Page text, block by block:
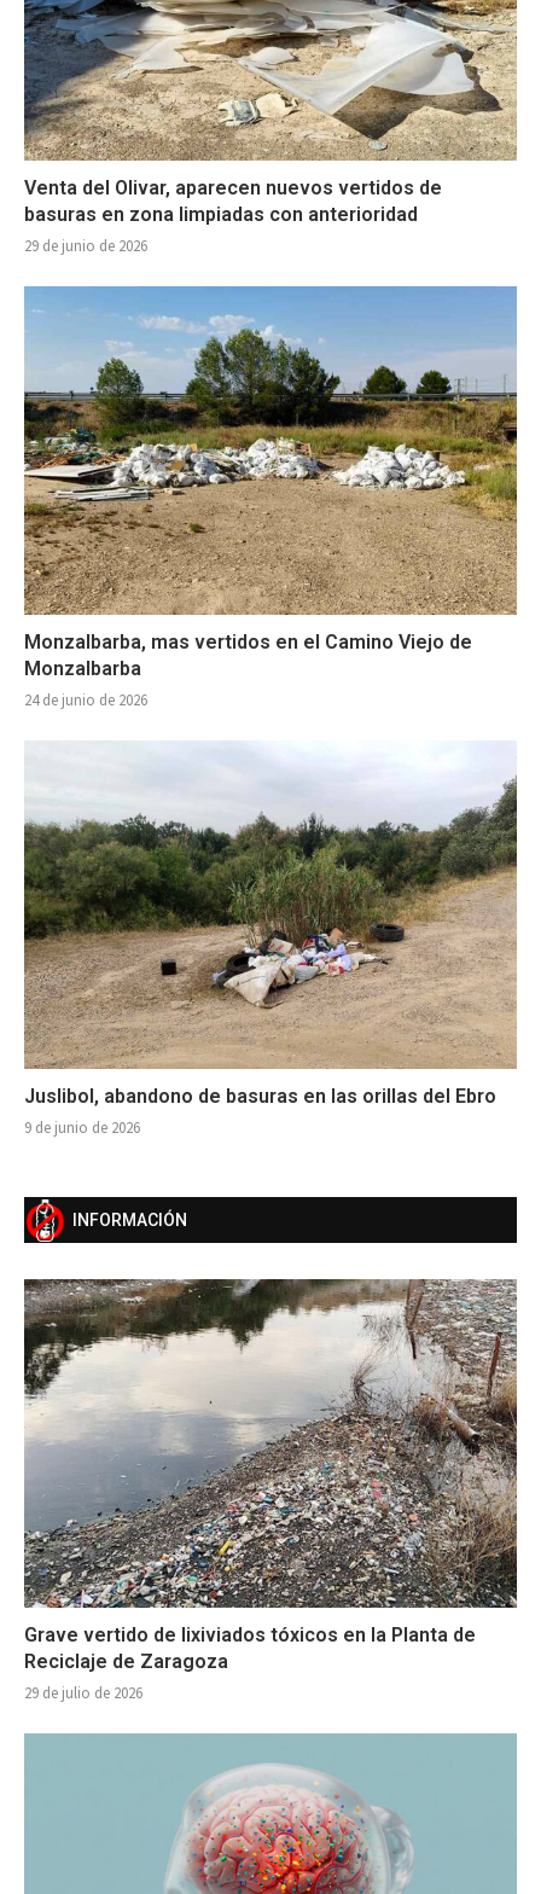
Venta del Olivar, aparecen nuevos vertidos de
basuras en zona limpiadas con anterioridad
29 de junio de 2026
Monzalbarba, mas vertidos en el Camino Viejo de
Monzalbarba
24 de junio de 2026
Juslibol, abandono de basuras en las orillas del Ebro
9 de junio de 2026
INFORMACIÓN
Grave vertido de lixiviados tóxicos en la Planta de
Reciclaje de Zaragoza
29 de julio de 2026